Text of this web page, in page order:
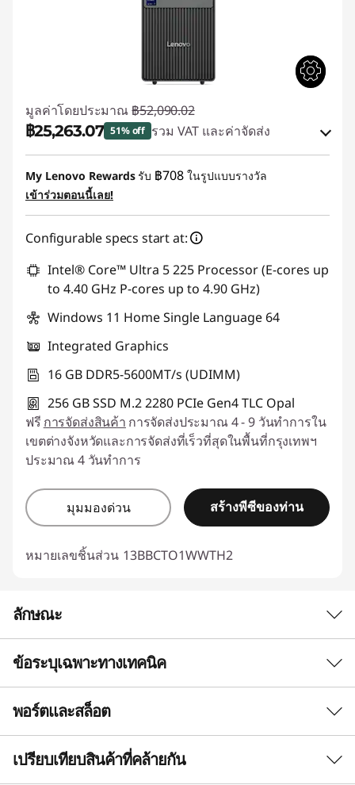
มูลค่าโดยประมาณ ฿52,090.02
฿25,263.07 51% off รวม VAT และค่าจัดส่ง
ประหยัดทันที :-฿26,331.79
การประหยัด eCoupon :
ใช้ eCoupon :88SALETH
My Lenovo Rewardsรับ ฿708 ในรูปแบบรางวัล
เข้าร่วมตอนนี้เลย!
Configurable specs start at:
Intel® Core™ Ultra 5 225 Processor (E-cores up
to 4.40 GHz P-cores up to 4.90 GHz)
Windows 11 Home Single Language 64
Integrated Graphics
16 GB DDR5-5600MT/s (UDIMM)
256 GB SSD M.2 2280 PCIe Gen4 TLC Opal
ฟรี การจัดส่งสินค้า การจัดส่งประมาณ 4 - 9 วันทำการใน
เขตต่างจังหวัดและการจัดส่งที่เร็วที่สุดในพื้นที่กรุงเทพฯ
ประมาณ 4 วันทำการ
มุมมองด่วน สร้างพีซีของท่าน
หมายเลขชิ้นส่วน 13BBCTO1WWTH2
ลักษณะ
เดสก์ท็อป AI สมัยใหม่เพื่อตอบโจทย์ธุรกิจขนาดเล็ก
การทำงานหลายอย่าง
พร้อมกันอย่างลื่นไหลและ
ข้อระบุเฉพาะทางเทคนิค
ประสิทธิภาพ
โปรเซสเซอร์
พอร์ตและสล็อต
เปรียบเทียบสินค้าที่คล้ายกัน